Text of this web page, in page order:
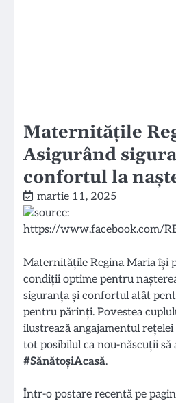
Maternitățile
Asigurând
confortul la
martie 11, 2025
Maternitățile Regina Maria își
condiții optime pentru
siguranța și confortul atât
pentru părinți. Povestea
ilustrează angajamentul
tot posibilul ca nou-născuții să
#SănătoșiAcasă.
Într-o postare recentă pe